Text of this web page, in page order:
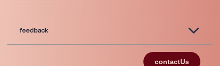
feedback
contactUs